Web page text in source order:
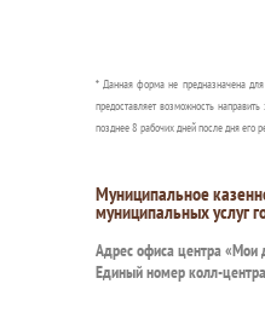
* Данная форма не предназначена
предоставляет возможность
позднее 8 рабочих дней после дня его
Муниципальное
муниципальных услуг
Адрес офиса центра «Мои
Единый номер колл-